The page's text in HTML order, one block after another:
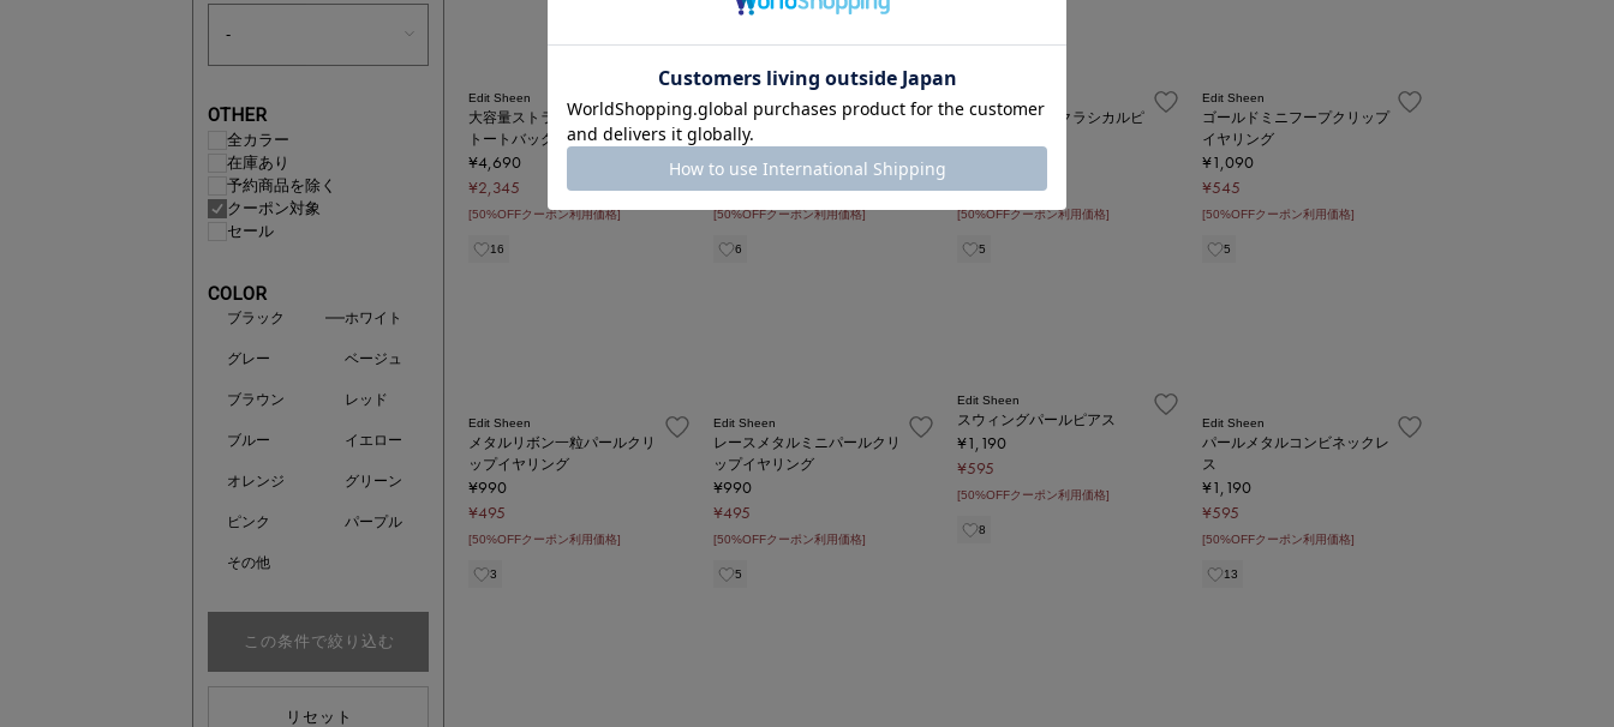
OTHER
全カラー
在庫あり
予約商品を除く
クーポン対象
セール
COLOR
ブラック ホワイト
グレー ベージュ
ブラウン レッド
ブルー イエロー
オレンジ グリーン
ピンク パープル
その他
この条件で絞り込む
リセット
Edit Sheen
大容量ストライプキャンバス
トートバッグ
¥4,690
¥2,345
[50%OFFクーポン利用価格]
16
ロープハンドル2WAYナイロ
ントートバッグ
¥4,190
¥2,096
[50%OFFクーポン利用価格]
6
ランダムパールクラシカルピ
¥446
[50%OFFクーポン利用価格]
5
Edit Sheen
ゴールドミニフープクリップ
イヤリング
¥1,090
¥545
[50%OFFクーポン利用価格]
5
Edit Sheen
メタルリボン一粒パールクリ
ップイヤリング
¥990
¥495
[50%OFFクーポン利用価格]
3
Edit Sheen
レースメタルミニパールクリ
ップイヤリング
¥990
¥495
[50%OFFクーポン利用価格]
5
Edit Sheen
スウィングパールピアス
¥1,190
¥595
[50%OFFクーポン利用価格]
8
Edit Sheen
パールメタルコンビネックレ
ス
¥1,190
¥595
[50%OFFクーポン利用価格]
13